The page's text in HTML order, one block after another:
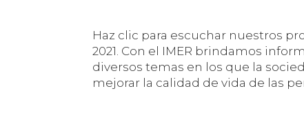
Haz clic para escuchar nuestros
2021. Con el IMER brindamos
diversos temas en los que la
mejorar la calidad de vida de las